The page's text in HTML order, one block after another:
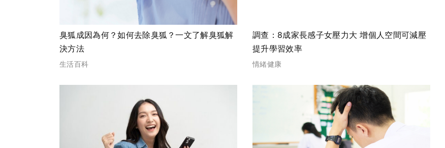
臭狐成因為何？如何去除臭狐？一文了解臭狐解
決方法
生活百科
調查：8成家長感子女壓力大 增個人空間可減壓
提升學習效率
情緒健康